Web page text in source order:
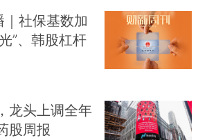
社保基数加
”、韩股杠杆
龙头上调全年
股周报